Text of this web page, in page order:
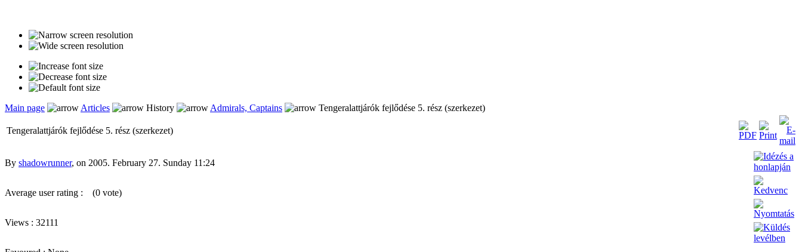
Main page Articles History Admirals, Captains Tengeralattjárók fejlődése 5. rész (szerkezet)
Tengeralattjárók fejlődése 5. rész (szerkezet)
By shadowrunner, on 2005. February 27. Sunday 11:24
Average user rating : (0 vote)
Views : 32111